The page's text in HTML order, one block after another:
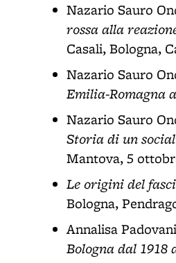
Nazario Sauro
rossa alla
Casali, Bologna,
Nazario Sauro
Emilia-Romagna
Nazario Sauro
Storia di un
Mantova, 5
Le origini del
Bologna,
Annalisa
Bologna dal